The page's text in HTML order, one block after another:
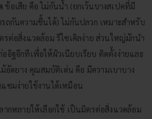
ข้อเสีย คือ ไม่กันน้ำ (ยกเว้นบางสเปคที่มี
ถกันความชื้นได้) ไม่กันปลวก เหมาะสำหรับ
รต่อสิ่งแวดล้อม รีไซเคิลง่าย ส่วนใหญ่มักนำ
อิฐอีกทีเพื่อให้ผิวเนียบเรียบ ติดตั้งง่ายและ
อัดยาง คุณสมบัติเด่น คือ มีความเบาบาง
ซมง่ายใช้งานได้เหมือน
ากหลายให้เลือกใช้ เป็นมิตรต่อสิ่งแวดล้อม